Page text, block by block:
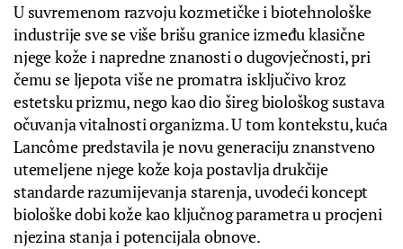
U suvremenom razvoju kozmetičke i biotehnološke
industrije sve se više brišu granice između klasične
njege kože i napredne znanosti o dugovječnosti, pri
čemu se ljepota više ne promatra isključivo kroz
estetsku prizmu, nego kao dio šireg biološkog sustava
očuvanja vitalnosti organizma. U tom kontekstu, kuća
Lancôme predstavila je novu generaciju znanstveno
utemeljene njege kože koja postavlja drukčije
standarde razumijevanja starenja, uvodeći koncept
biološke dobi kože kao ključnog parametra u procjeni
njezina stanja i potencijala obnove.